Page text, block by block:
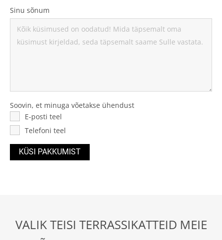
Sinu sõnum
Soovin, et minuga võetakse ühendust
E-posti teel
Telefoni teel
VALIK TEISI TERRASSIKATTEID MEIE